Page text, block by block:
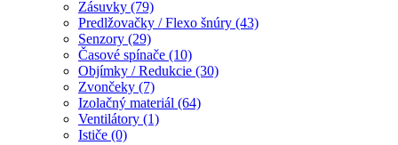
Zásuvky (79)
Predlžovačky / Flexo šnúry (43)
Senzory (29)
Časové spínače (10)
Objímky / Redukcie (30)
Zvončeky (7)
Izolačný materiál (64)
Ventilátory (1)
Ističe (0)